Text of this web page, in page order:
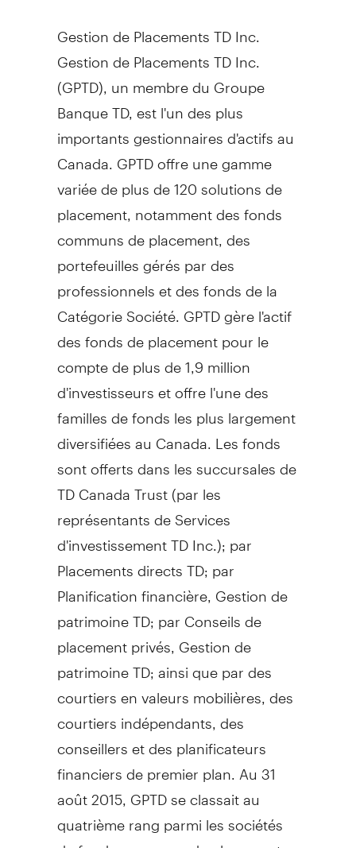
Gestion de Placements TD Inc.
Gestion de Placements TD Inc.
(GPTD), un membre du Groupe
Banque TD, est l'un des plus
importants gestionnaires d'actifs au
Canada . GPTD offre une gamme
variée de plus de 120 solutions de
placement, notamment des fonds
communs de placement, des
portefeuilles gérés par des
professionnels et des fonds de la
Catégorie Société. GPTD gère l'actif
des fonds de placement pour le
compte de plus de 1,9 million
d'investisseurs et offre l'une des
familles de fonds les plus largement
diversifiées au Canada . Les fonds
sont offerts dans les succursales de
TD Canada Trust (par les
représentants de Services
d'investissement TD Inc.); par
Placements directs TD; par
Planification financière,Gestion de
patrimoine TD; par Conseils de
placement privés, Gestion de
patrimoine TD; ainsi que par des
courtiers en valeurs mobilières, des
courtiers indépendants, des
conseillers et des planificateurs
financiers de premier plan. Au 31
août 2015, GPTD se classait au
quatrième rang parmi les sociétés